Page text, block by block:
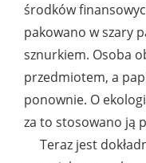
środków
pakowano w szary
sznurkiem. Osoba
przedmiotem, a
ponownie. O
za to stosowano ją
Teraz jest